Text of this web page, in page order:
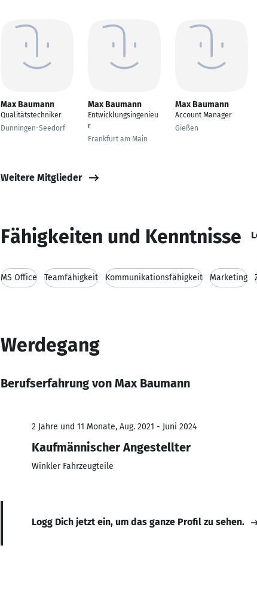
Max Baumann
Qualitätstechniker
Dunningen-Seedorf
Max Baumann
Entwicklungsingenieu
r
Frankfurt am Main
Max Baumann
Account Manager
Gießen
Weitere Mitglieder
Fähigkeiten und Kenntnisse
MS Office Teamfähigkeit Kommunikationsfähigkeit Marketing
Werdegang
Berufserfahrung von Max Baumann
2 Jahre und 11 Monate, Aug. 2021 - Juni 2024
Kaufmännischer Angestellter
Winkler Fahrzeugteile
Logg Dich jetzt ein, um das ganze Profil zu sehen.